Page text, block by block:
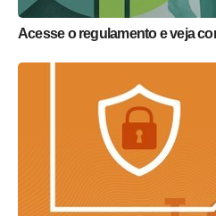
Acesse o regulamento e veja